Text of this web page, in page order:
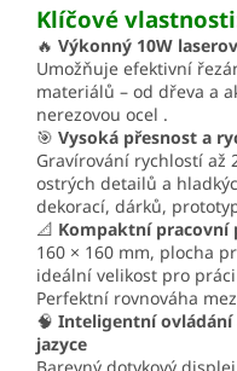
Klíčové
🔥 Výkonný 10W
Umožňuje efektivní
materiálů – od dřeva a
nerezovou ocel .
🎯 Vysoká přesnost a
Gravírování rychlostí až
ostrých detailů a
dekorací, dárků,
📐 Kompaktní pracovní
160 × 160 mm, plocha
ideální velikost pro
Perfektní rovnováha
🧠 Inteligentní ovládání
jazyce